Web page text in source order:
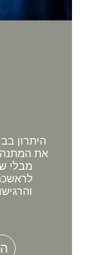
היתרון
את המתנה
מבלי